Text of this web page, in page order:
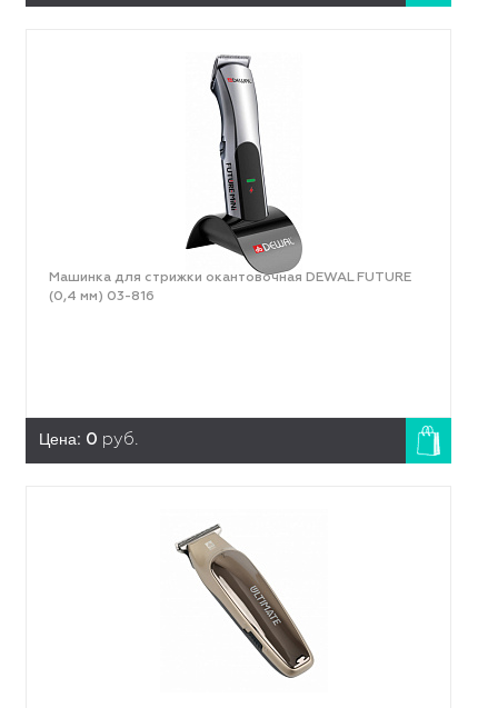
Машинка для стрижки окантовочная DEWAL FUTURE
(0,4 мм) 03-816
Цена: 0 руб.